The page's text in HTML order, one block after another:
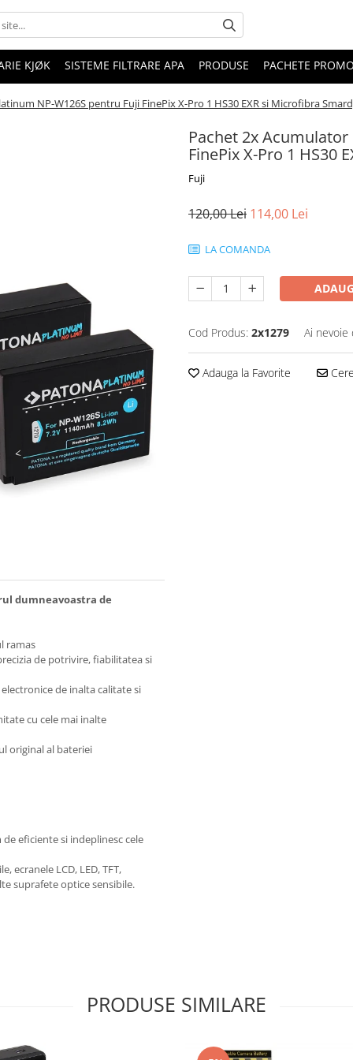
KJØK SISTEME FILTRARE APA PRODUSE PACHETE
NP-W126S pentru Fuji FinePix X-Pro 1 HS30 EXR si Microfibra
Pachet 2x
FinePix X-Pro 1 HS30
Fuji
120,00 Lei 114,00 Lei
LA COMANDA
Cod Produs: 2x1279 Ai nevoie
Adauga la Favorite
dumneavoastra de
ramas
de potrivire, fiabilitatea si
de inalta calitate si
cu cele mai inalte
original al bateriei
eficiente si indeplinesc cele
ecranele LCD, LED, TFT,
suprafete optice sensibile.
PRODUSE SIMILARE